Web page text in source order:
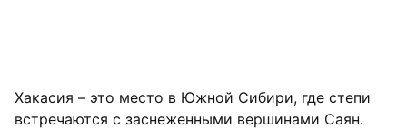
Хакасия – это место в Южной Сибири, где степи
встречаются с заснеженными вершинами Саян.